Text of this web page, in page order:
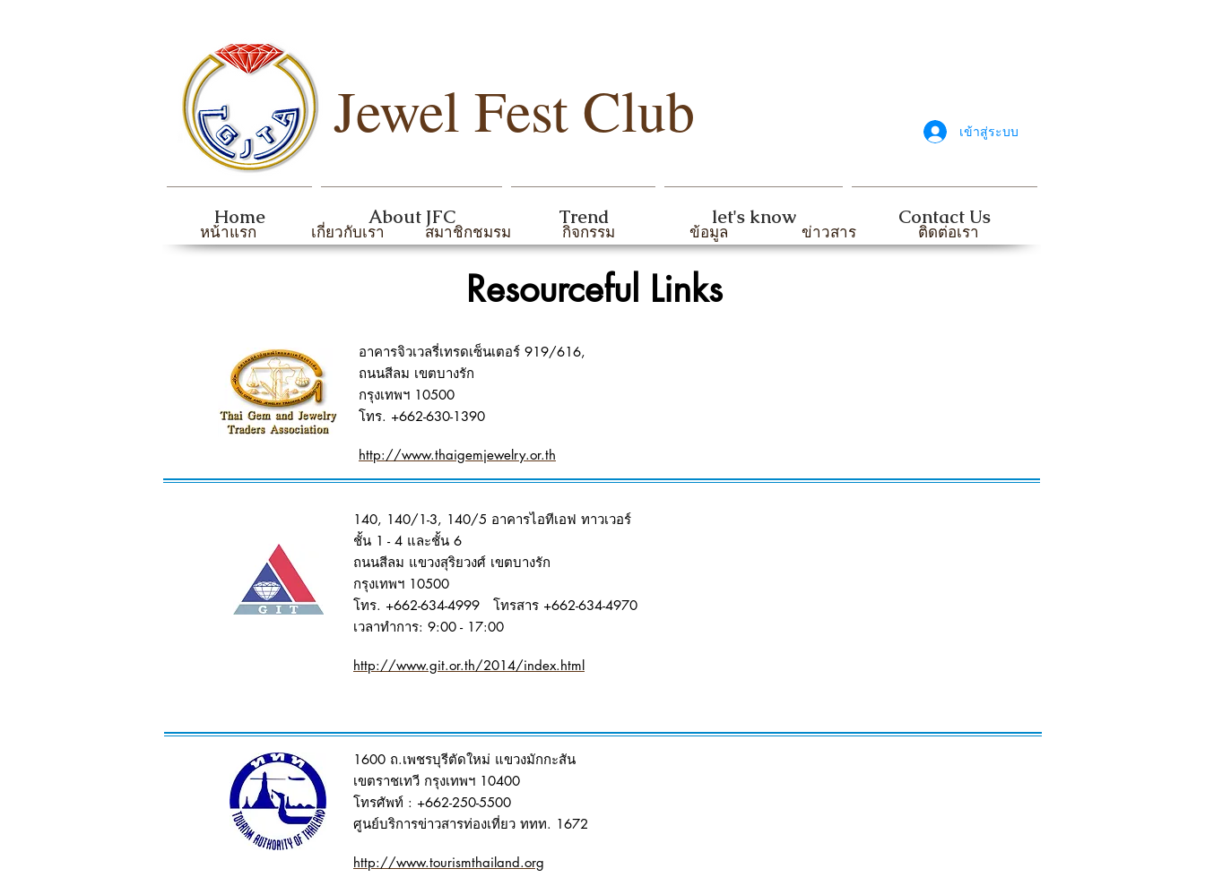
Jewel Fest Club เข้าสู่ระบบ
Home About JFC Trend let's know Contact Us
หน้าแรก เกี่ยวกับเรา สมาชิกชมรม กิจกรรม ข้อมูล ข่าวสาร ติดต่อเรา
Resourceful Links
อาคารจิวเวลรี่เทรดเซ็นเตอร์ 919/616,
ถนนสีลม เขตบางรัก
กรุงเทพฯ 10500
โทร. +662-630-1390
http://www.thaigemjewelry.or.th
140, 140/1-3, 140/5 อาคารไอทีเอฟ ทาวเวอร์
ชั้น 1 - 4 และชั้น 6
ถนนสีลม แขวงสุริยวงศ์ เขตบางรัก
กรุงเทพฯ 10500
โทร. +662-634-4999 โทรสาร +662-634-4970
เวลาทำการ: 9:00 - 17:00
http://www.git.or.th/2014/index.html
1600 ถ.เพชรบุรีตัดใหม่ แขวงมักกะสัน
เขตราชเทวี กรุงเทพฯ 10400
โทรศัพท์ : +662-250-5500
ศูนย์บริการข่าวสารท่องเที่ยว ททท. 1672
http://www.tourismthailand.org